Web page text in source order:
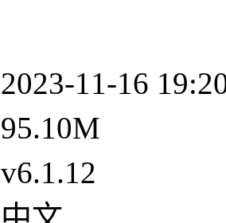
2023-11-16
95.10M
v6.1.12